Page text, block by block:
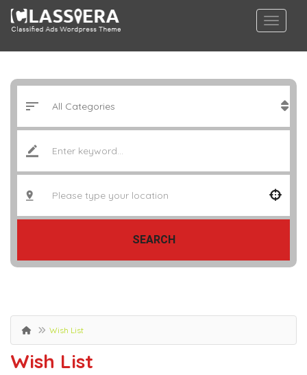
SEARCH
Wish List
Wish List